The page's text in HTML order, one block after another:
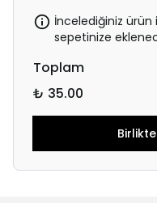
İncelediğiniz
sepetinize
Toplam
₺ 35.00